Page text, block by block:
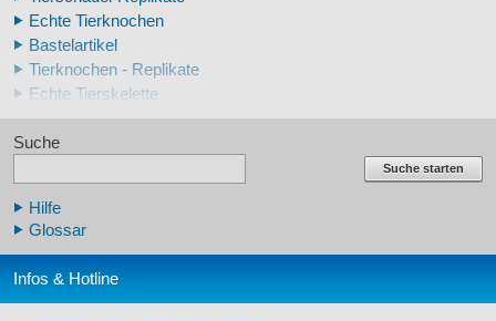
Echte Tierknochen
Bastelartikel
Tierknochen - Replikate
Echte Tierskelette
Echte Tierzähne
Krallen- und Zahnreplikate
Schädelreplikate Mensch
Knochenreplikate Mensch
Arm-/Beinskelette Mensch
Suche
Suche starten
Hilfe
Glossar
Infos & Hotline